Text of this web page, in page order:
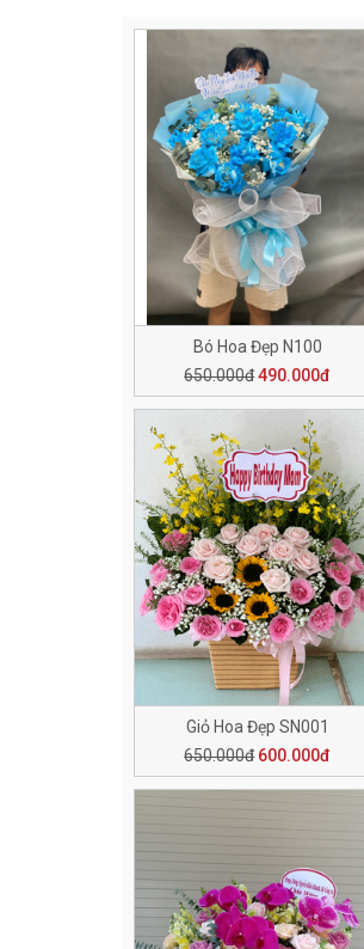
Bó Hoa Đẹp N100
650.000đ490.000đ
Giỏ Hoa Đẹp SN001
650.000đ 600.000đ